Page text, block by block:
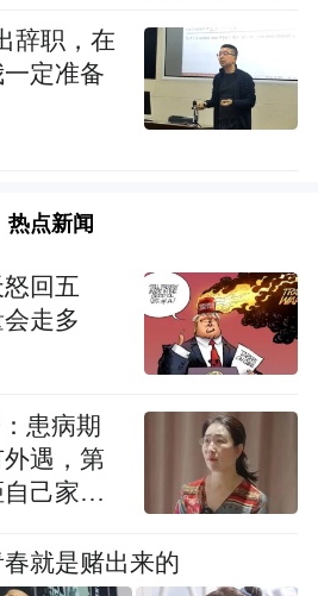
德市双桥区，始建于清
西藏桑鸢寺而建，两种不
体。
它们的创作者以卓绝的光
给我们带来磅礴震撼的
影展”，他带着全新作品
辞职，在
定准备
热点新闻
回五
走多
患病期
遇，第
己家步
就是赌出来的